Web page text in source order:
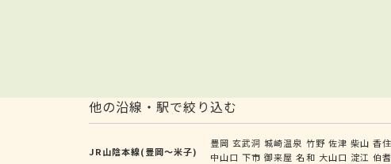
他の沿線・駅で絞り込む
JR山陰本線(豊岡～米子)
豊岡 玄武洞 城崎温泉 竹野 佐津 柴山 香住
中山口 下市 御来屋 名和 大山口 淀江 伯